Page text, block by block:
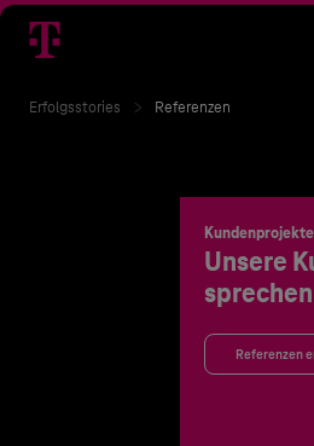
Erfolgsstories Referenzen
Kundenprojekte
Unsere
Referenzen